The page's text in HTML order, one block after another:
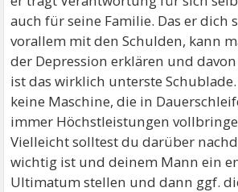
auch für seine Familie. Das er dich
vorallem mit den Schulden, kann
der Depression erklären und
ist das wirklich unterste
keine Maschine, die in
immer Höchstleistungen
Vielleicht solltest du darüber
wichtig ist und deinem Mann ein
Ultimatum stellen und dann ggf.